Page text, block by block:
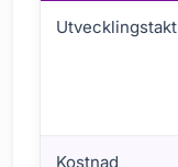
Utvecklingstakt
Kostnad